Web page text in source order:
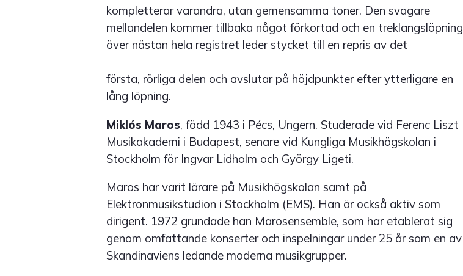
kompletterar varandra, utan gemensamma toner. Den svagare
mellandelen kommer tillbaka något förkortad och en treklangslöpning
över nästan hela registret leder stycket till en repris av det
första, rörliga delen och avslutar på höjdpunkter efter ytterligare en
lång löpning.
Miklós Maros, född 1943 i Pécs, Ungern. Studerade vid Ferenc Liszt
Musikakademi i Budapest, senare vid Kungliga Musikhögskolan i
Stockholm för Ingvar Lidholm och György Ligeti.
Maros har varit lärare på Musikhögskolan samt på
Elektronmusikstudion i Stockholm (EMS). Han är också aktiv som
dirigent. 1972 grundade han Marosensemble, som har etablerat sig
genom omfattande konserter och inspelningar under 25 år som en av
Skandinaviens ledande moderna musikgrupper.